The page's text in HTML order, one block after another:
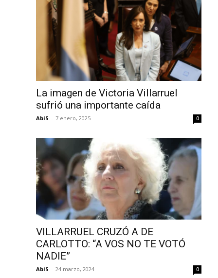
La imagen de Victoria Villarruel
sufrió una importante caída
AbiS - 7 enero, 2025 0
VILLARRUEL CRUZÓ A DE
CARLOTTO: “A VOS NO TE VOTÓ
NADIE”
AbiS - 24 marzo, 2024 0